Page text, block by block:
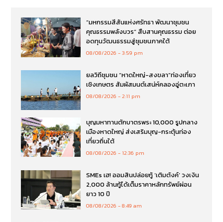
“มหกรรมสีสันแห่งศรัทธา พัฒนาชุมชน
คุณธรรมพลังบวร” สืบสานคุณธรรม ต่อย
อดทุนวัฒนธรรมสู่ชุมชนภาคใต้
08/08/2026 3:59 pm
ยลวิถีชุมชน “หาดใหญ่-สงขลา”ท่องเที่ยว
เชิงเกษตร สัมผัสมนต์เสน่ห์คลองอู่ตะเภา
08/08/2026 2:11 pm
บุญมหาทานตักบาตรพระ 10,000 รูปกลาง
เมืองหาดใหญ่ ส่งเสริมบุญ-กระตุ้นท่อง
เที่ยวถิ่นใต้
08/08/2026 12:36 pm
SMEs เฮ! ออมสินปล่อยกู้ ‘เติมตังค์’ วงเงิน
2,000 ล้านกู้ได้เต็มราคาหลักทรัพย์ผ่อน
ยาว 10 ปี
08/08/2026 8:49 am